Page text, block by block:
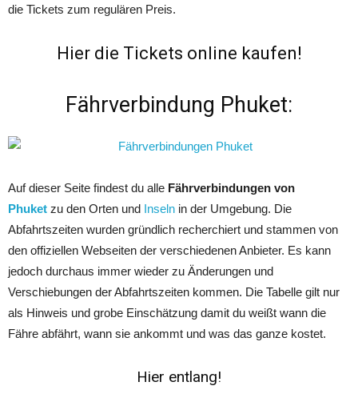
die Tickets zum regulären Preis.
Hier die Tickets online kaufen!
Fährverbindung Phuket:
Auf dieser Seite findest du alle Fährverbindungen von
Phuket zu den Orten und Inseln in der Umgebung. Die
Abfahrtszeiten wurden gründlich recherchiert und stammen von
den offiziellen Webseiten der verschiedenen Anbieter. Es kann
jedoch durchaus immer wieder zu Änderungen und
Verschiebungen der Abfahrtszeiten kommen. Die Tabelle gilt nur
als Hinweis und grobe Einschätzung damit du weißt wann die
Fähre abfährt, wann sie ankommt und was das ganze kostet.
Hier entlang!